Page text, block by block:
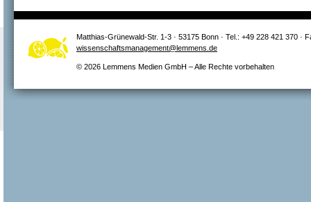
Matthias-Grünewald-Str. 1-3 · 53175 Bonn · Tel.: +49 228 421 370 ·
wissenschaftsmanagement@lemmens.de
© 2026 Lemmens Medien GmbH – Alle Rechte vorbehalten